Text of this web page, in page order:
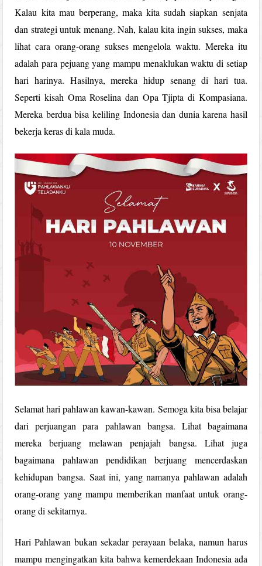
Kalau kita mau berperang, maka kita sudah siapkan senjata
dan strategi untuk menang. Nah, kalau kita ingin sukses, maka
lihat cara orang-orang sukses mengelola waktu. Mereka itu
adalah para pejuang yang mampu menaklukan waktu di setiap
hari harinya. Hasilnya, mereka hidup senang di hari tua.
Seperti kisah Oma Roselina dan Opa Tjipta di Kompasiana.
Mereka berdua bisa keliling Indonesia dan dunia karena hasil
bekerja keras di kala muda.
Selamat hari pahlawan kawan-kawan. Semoga kita bisa belajar
dari perjuangan para pahlawan bangsa. Lihat bagaimana
mereka berjuang melawan penjajah bangsa. Lihat juga
bagaimana pahlawan pendidikan berjuang mencerdaskan
kehidupan bangsa. Saat ini, yang namanya pahlawan adalah
orang-orang yang mampu memberikan manfaat untuk orang-
orang di sekitarnya.
Hari Pahlawan bukan sekadar perayaan belaka, namun harus
mampu mengingatkan kita bahwa kemerdekaan Indonesia ada